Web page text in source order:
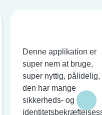
Denne applikation er
super nem at bruge,
super nyttig, pålidelig,
den har mange
sikkerheds- og